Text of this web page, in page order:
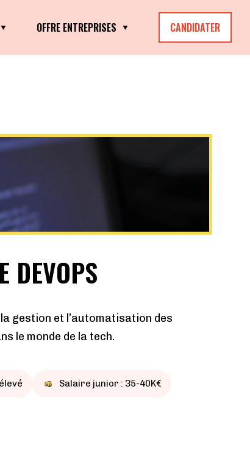
OFFRE ENTREPRISES CANDIDATER
DEVOPS
gestion et l’automatisation des
le monde de la tech.
Salaire junior : 35-40K€